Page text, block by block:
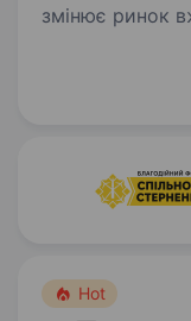
змінює ринок
для кожного
Hot